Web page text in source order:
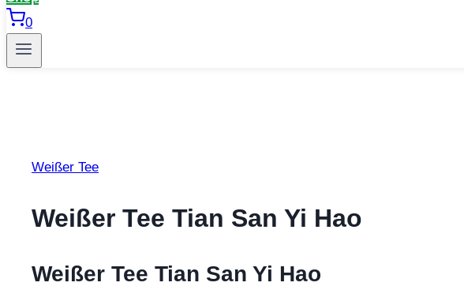
0
Weißer Tee
Weißer Tee Tian San Yi Hao
Weißer Tee Tian San Yi Hao